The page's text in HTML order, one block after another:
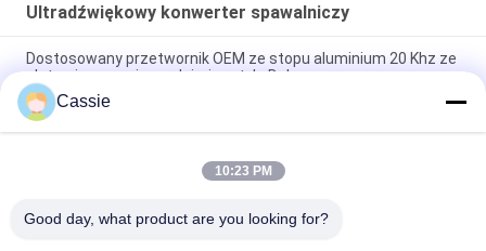
Ultradźwiękowy konwerter spawalniczy
Dostosowany przetwornik OEM ze stopu aluminium 20 Khz ze
złotymi masami przednimi w stylu Dukane
Ultradźwiękowy konwerter spawalniczy 35 Khz 1200 W z
materiałami tytanowymi
41S30 Dukane Converter 20Khz przetwornik ultradźwiękowy z
Cassie
10:23 PM
Good day, what product are you looking for?